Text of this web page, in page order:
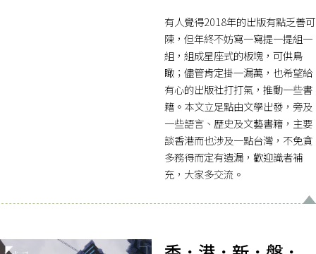
有人覺得2018年的出版有點乏善可
陳，但年終不妨寫一寫提一提組一
組，組成星座式的板塊，可供鳥
瞰；儘管肯定掛一漏萬，也希望給
有心的出版社打打氣，推動一些書
籍。本文立足點由文學出發，旁及
一些語言、歷史及文藝書籍，主要
談香港而也涉及一點台灣，不免貪
多務得而定有遺漏，歡迎識者補
充，大家多交流。